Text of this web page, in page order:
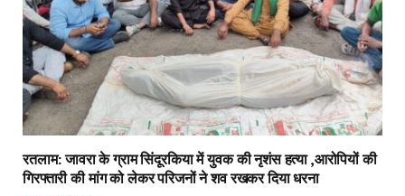
रतलाम: जावरा के ग्राम सिंदूरकिया में युवक की नृशंस हत्या ,आरोपियों की
गिरफ्तारी की मांग को लेकर परिजनों ने शव रखकर दिया धरना